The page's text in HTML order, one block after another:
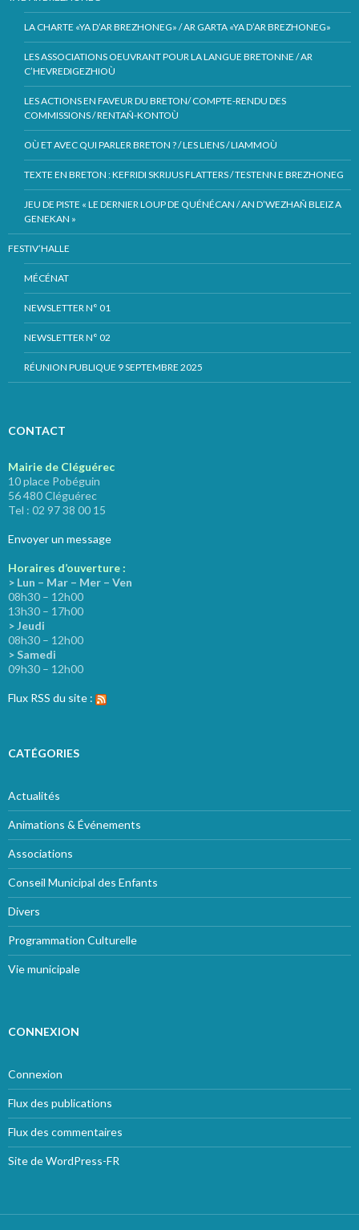
LA CHARTE «YA D’AR BREZHONEG» / AR GARTA «YA D’AR BREZHONEG»
LES ASSOCIATIONS OEUVRANT POUR LA LANGUE BRETONNE / AR
C’HEVREDIGEZHIOÙ
LES ACTIONS EN FAVEUR DU BRETON/ COMPTE-RENDU DES
COMMISSIONS / RENTAÑ-KONTOÙ
OÙ ET AVEC QUI PARLER BRETON ? / LES LIENS / LIAMMOÙ
TEXTE EN BRETON : KEFRIDI SKRIJUS FLATTERS / TESTENN E BREZHONEG
JEU DE PISTE « LE DERNIER LOUP DE QUÉNÉCAN / AN D’WEZHAÑ BLEIZ A
GENEKAN »
FESTIV’HALLE
MÉCÉNAT
NEWSLETTER N° 01
NEWSLETTER N° 02
RÉUNION PUBLIQUE 9 SEPTEMBRE 2025
CONTACT
Mairie de Cléguérec
10 place Pobéguin
56 480 Cléguérec
Tel : 02 97 38 00 15
Envoyer un message
Horaires d’ouverture :
> Lun – Mar – Mer – Ven
08h30 – 12h00
13h30 – 17h00
> Jeudi
08h30 – 12h00
> Samedi
09h30 – 12h00
Flux RSS du site :
CATÉGORIES
Actualités
Animations & Événements
Associations
Conseil Municipal des Enfants
Divers
Programmation Culturelle
Vie municipale
CONNEXION
Connexion
Flux des publications
Flux des commentaires
Site de WordPress-FR